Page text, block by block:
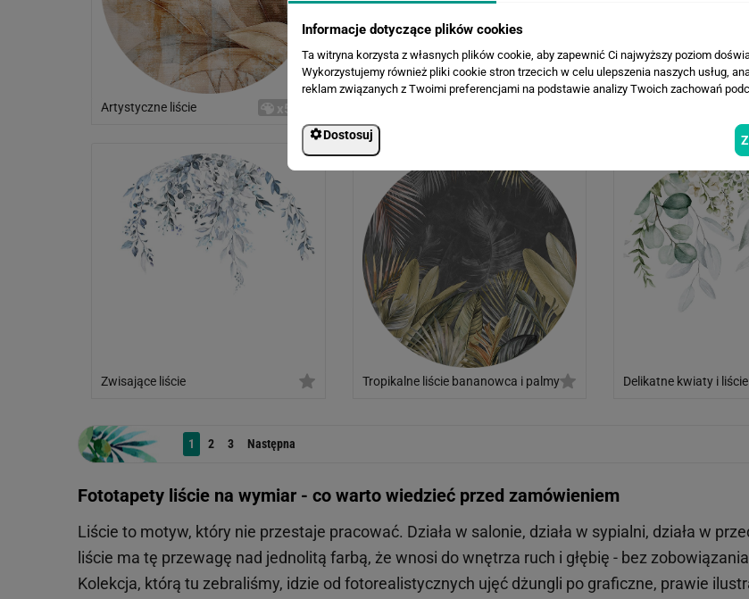
Artystyczne liście x5
Zwisające liście Tropikalne liście bananowca i palmy Delikatne kwiaty i liście
1 2 3 Następna
Fototapety liście na wymiar - co warto wiedzieć przed zamówieniem
Liście to motyw, który nie przestaje pracować. Działa w salonie, działa w sypialni, działa w
liście ma tę przewagę nad jednolitą farbą, że wnosi do wnętrza ruch i głębię - bez
Kolekcja, którą tu zebraliśmy, idzie od fotorealistycznych ujęć dżungli po graficzne, prawie
Informacje dotyczące plików cookies
Ta witryna korzysta z własnych plików cookie, aby zapewnić Ci najwyższy poziom
Wykorzystujemy również pliki cookie stron trzecich w celu ulepszenia naszych usług,
reklam związanych z Twoimi preferencjami na podstawie analizy Twoich zachowań
Dostosuj